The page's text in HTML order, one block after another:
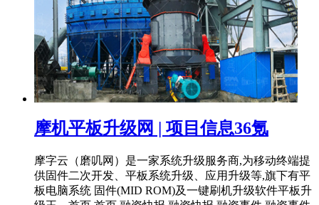
摩机平板升级网 | 项目信息36氪
摩字云（磨叽网）是一家系统升级服务商,为移动终端提
供固件二次开发、平板系统升级、应用升级等,旗下有平
板电脑系统 固件(MID ROM)及一键刷机升级软件平板升